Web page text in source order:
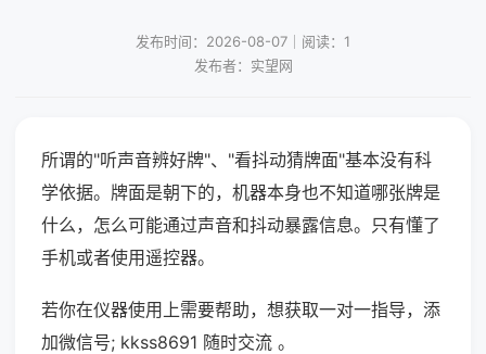
发布时间：2026-08-07｜阅读：1
发布者：实望网
所谓的"听声音辨好牌"、"看抖动猜牌面"基本没有科
学依据。牌面是朝下的，机器本身也不知道哪张牌是
什么，怎么可能通过声音和抖动暴露信息。只有懂了
手机或者使用遥控器。
若你在仪器使用上需要帮助，想获取一对一指导，添
加微信号; kkss8691 随时交流 。